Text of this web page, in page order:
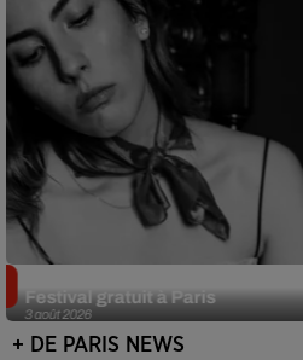
3 août 2026
Festival gratuit à Paris
+ DE PARIS NEWS